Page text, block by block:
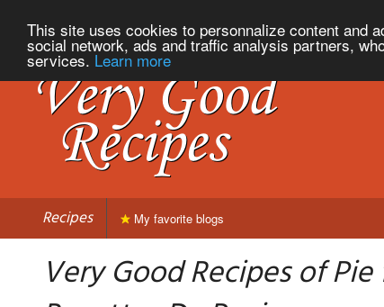
This site uses cookies to personnalize content and
social network, ads and traffic analysis partners,
services. Learn more
Recipes My favorite blogs
Very Good Recipes of